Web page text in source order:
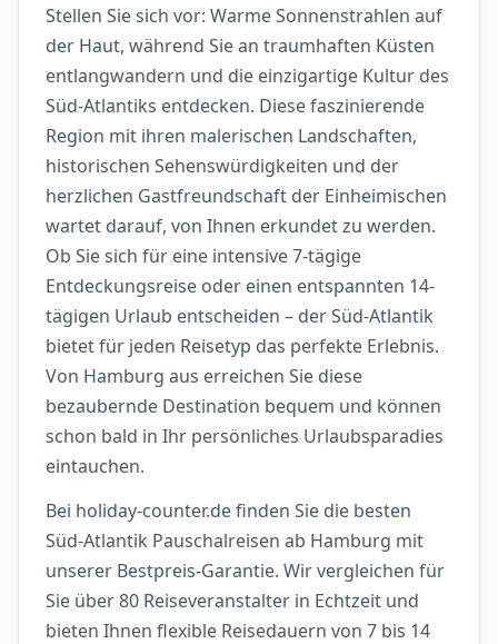
Stellen Sie sich vor: Warme Sonnenstrahlen auf
der Haut, während Sie an traumhaften Küsten
entlangwandern und die einzigartige Kultur des
Süd-Atlantiks entdecken. Diese faszinierende
Region mit ihren malerischen Landschaften,
historischen Sehenswürdigkeiten und der
herzlichen Gastfreundschaft der Einheimischen
wartet darauf, von Ihnen erkundet zu werden.
Ob Sie sich für eine intensive 7-tägige
Entdeckungsreise oder einen entspannten 14-
tägigen Urlaub entscheiden – der Süd-Atlantik
bietet für jeden Reisetyp das perfekte Erlebnis.
Von Hamburg aus erreichen Sie diese
bezaubernde Destination bequem und können
schon bald in Ihr persönliches Urlaubsparadies
eintauchen.
Bei holiday-counter.de finden Sie die besten
Süd-Atlantik Pauschalreisen ab Hamburg mit
unserer Bestpreis-Garantie. Wir vergleichen für
Sie über 80 Reiseveranstalter in Echtzeit und
bieten Ihnen flexible Reisedauern von 7 bis 14